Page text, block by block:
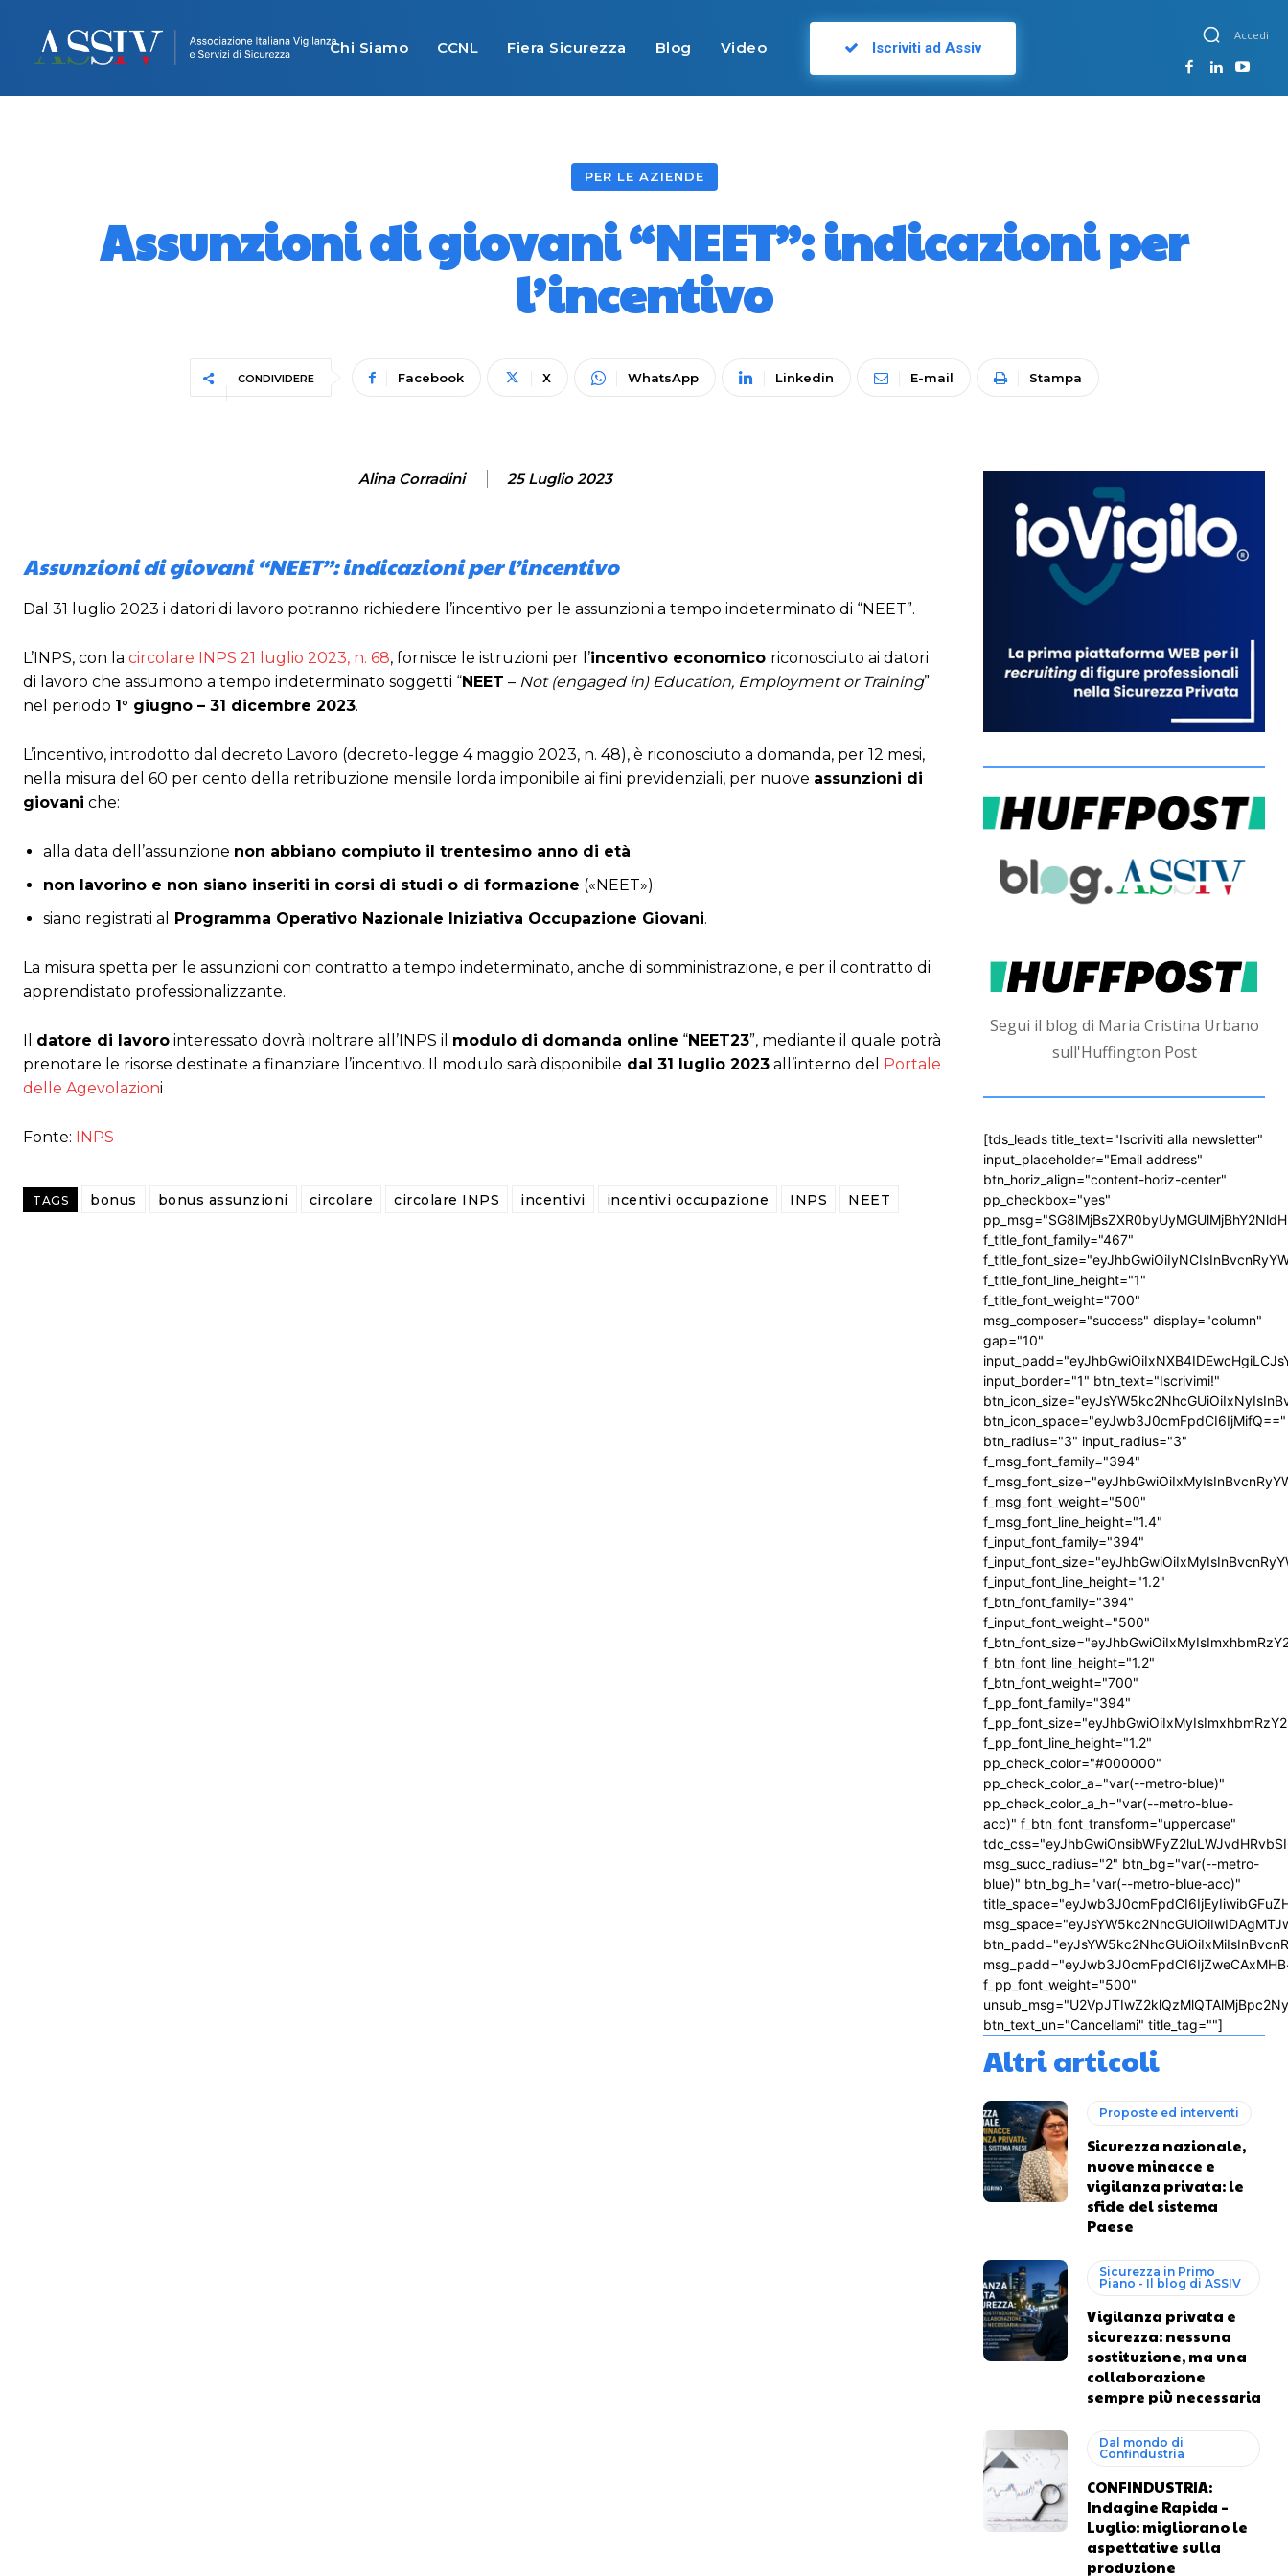
Chi Siamo CCNL Fiera Sicurezza Blog Video Iscriviti ad Assiv
Accedi
PER LE AZIENDE
Assunzioni di giovani “NEET”: indicazioni per
l’incentivo
CONDIVIDERE Facebook X WhatsApp Linkedin E-mail Stampa
Alina Corradini 25 Luglio 2023
Assunzioni di giovani “NEET”: indicazioni per l’incentivo
Dal 31 luglio 2023 i datori di lavoro potranno richiedere l’incentivo per le assunzioni a tempo indeterminato di “NEET”.
L’INPS, con la circolare INPS 21 luglio 2023, n. 68, fornisce le istruzioni per l’incentivo economico riconosciuto ai datori
di lavoro che assumono a tempo indeterminato soggetti “NEET – Not (engaged in) Education, Employment or Training”
nel periodo 1° giugno – 31 dicembre 2023.
L’incentivo, introdotto dal decreto Lavoro (decreto-legge 4 maggio 2023, n. 48), è riconosciuto a domanda, per 12 mesi,
nella misura del 60 per cento della retribuzione mensile lorda imponibile ai fini previdenziali, per nuove assunzioni di
giovani che:
alla data dell’assunzione non abbiano compiuto il trentesimo anno di età;
non lavorino e non siano inseriti in corsi di studi o di formazione («NEET»);
siano registrati al
Programma Operativo Nazionale Iniziativa Occupazione Giovani.
La misura spetta per le assunzioni con contratto a tempo indeterminato, anche di somministrazione, e per il contratto di
apprendistato professionalizzante.
Il datore di lavoro interessato dovrà inoltrare all’INPS il modulo di domanda online “NEET23”, mediante il quale potrà
prenotare le risorse destinate a finanziare l’incentivo. Il modulo sarà disponibile dal 31 luglio 2023 all’interno del Portale
delle Agevolazioni
Fonte: INPS
TAGS bonus bonus assunzioni circolare circolare INPS incentivi incentivi occupazione INPS NEET
Segui il blog di Maria Cristina Urbano
sull'Huffington Post
[tds_leads title_text="Iscriviti alla newsletter"
input_placeholder="Email address"
btn_horiz_align="content-horiz-center"
pp_checkbox="yes"
f_title_font_family="467"
f_title_font_line_height="1"
f_title_font_weight="700"
msg_composer="success" display="column"
gap="10"
input_border="1" btn_text="Iscrivimi!"
btn_icon_space="eyJwb3J0cmFpdCI6IjMifQ=="
btn_radius="3" input_radius="3"
f_msg_font_family="394"
f_msg_font_weight="500"
f_msg_font_line_height="1.4"
f_input_font_family="394"
f_input_font_line_height="1.2"
f_btn_font_family="394"
f_input_font_weight="500"
f_btn_font_line_height="1.2"
f_btn_font_weight="700"
f_pp_font_family="394"
f_pp_font_line_height="1.2"
pp_check_color="#000000"
pp_check_color_a="var(--metro-blue)"
pp_check_color_a_h="var(--metro-blue-
acc)" f_btn_font_transform="uppercase"
msg_succ_radius="2" btn_bg="var(--metro-
blue)" btn_bg_h="var(--metro-blue-acc)"
f_pp_font_weight="500"
btn_text_un="Cancellami" title_tag=""]
Altri articoli
Proposte ed interventi
Sicurezza nazionale,
nuove minacce e
vigilanza privata: le
sfide del sistema
Paese
Sicurezza in Primo
Piano - Il blog di ASSIV
Vigilanza privata e
sicurezza: nessuna
sostituzione, ma una
collaborazione
sempre più necessaria
Dal mondo di
Confindustria
CONFINDUSTRIA:
Indagine Rapida –
Luglio: migliorano le
aspettative sulla
produzione